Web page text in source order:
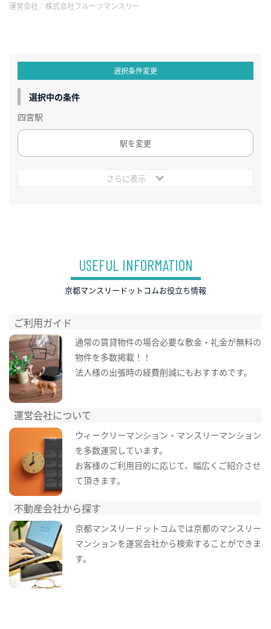
運営会社： 株式会社フルーツマンスリー
選択条件変更
選択中の条件
四宮駅
駅を変更
さらに表示
USEFUL INFORMATION
京都マンスリードットコムお役立ち情報
ご利用ガイド
通常の賃貸物件の場合必要な敷金・礼金が無料の
物件を多数掲載！！
法人様の出張時の経費削減にもおすすめです。
運営会社について
ウィークリーマンション・マンスリーマンション
を多数運営しています。
お客様のご利用目的に応じて、幅広くご紹介させ
て頂きます。
不動産会社から探す
京都マンスリードットコムでは京都のマンスリー
マンションを運営会社から検索することができま
す。